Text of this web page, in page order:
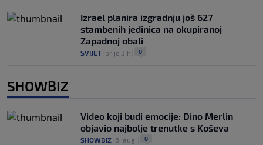
Izrael planira izgradnju još 627
stambenih jedinica na okupiranoj
Zapadnoj obali
SVIJET prije 3 h 0
SHOWBIZ
Video koji budi emocije: Dino Merlin
objavio najbolje trenutke s Koševa
SHOWBIZ 6. aug. 0